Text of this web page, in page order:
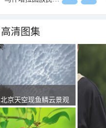
高清图集
北京天空现鱼鳞云景观